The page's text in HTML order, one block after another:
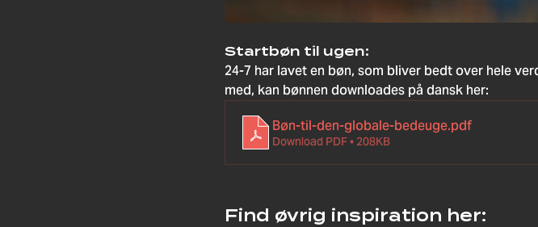
Startbøn til ugen:
24-7 har lavet en bøn, som bliver bedt over hele
med, kan bønnen downloades på dansk her:
Bøn-til-den-globale-bedeuge.pdf
Download PDF • 208KB
Find øvrig inspiration her: